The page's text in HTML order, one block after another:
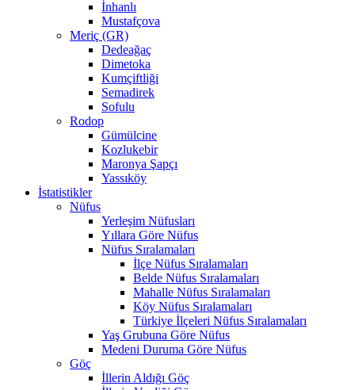
İnhanlı
Mustafçova
Meriç (GR)
Dedeağaç
Dimetoka
Kumçiftliği
Semadirek
Sofulu
Rodop
Gümülcine
Kozlukebir
Maronya Şapçı
Yassıköy
İstatistikler
Nüfus
Yerleşim Nüfusları
Yıllara Göre Nüfus
Nüfus Sıralamaları
İlçe Nüfus Sıralamaları
Belde Nüfus Sıralamaları
Mahalle Nüfus Sıralamaları
Köy Nüfus Sıralamaları
Türkiye İlçeleri Nüfus Sıralamaları
Yaş Grubuna Göre Nüfus
Medeni Duruma Göre Nüfus
Göç
İllerin Aldığı Göç